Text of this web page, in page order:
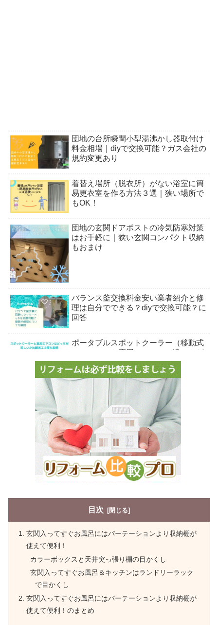
団地の台所瞬間小型湯沸かし器取付け
料金相場｜diyで交換可能？ガス会社の
規約変更あり
着替え場所（脱衣所）がない浴室に簡
易更衣室を作る方法３選｜狭い場所で
もOK！
団地の玄関ドアポストの冷気防寒対策
はお手軽に｜狭い玄関コンパクト収納
もおまけ
バランス釜交換料金安い業者紹介と修
理は自分でできる？diyで交換可能？に
回答
ポータブルスポットクーラー（移動式
エアコン）と窓用エアコンの違いとど
っちが涼しいか比較【体験談】
都営住宅の定期募集と毎月募集はい
つ？入居の条件や間取り等疑問に詳し
く解説
団地の鉄筋コンクリート角部屋の冬が
寒い！原因とすぐに出来る防寒対策
都営住宅（県営住宅・公営住宅）は草
談】
ペット禁止でもバレない？小動物ゴー
ルデンハムスター【ご近所迷惑要注
｜漫画家志望の方必見シェアハウス
換気扇を設置できない古団地の浴室湿
目次
玄関入ってすぐお風呂にはパーテーションより収納棚が
使えて便利！
カラーボックスと天井突っ張り棚の目かくし
玄関入ってすぐお風呂＆キッチンはランドリーラック
で目かくし
玄関入ってすぐお風呂にはパーテーションより収納棚が
使えて便利！のまとめ